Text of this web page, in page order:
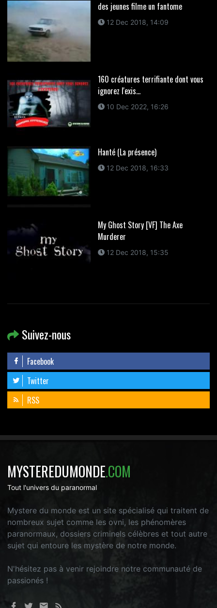
des jeunes filme un fantome
12 Dec 2018, 14:09
160 créatures terrifiante dont vous
ignorez l'exis...
10 Dec 2022, 16:26
Hanté (La présence)
12 Dec 2018, 16:33
My Ghost Story [VF] The Axe
Murderer
12 Dec 2018, 15:35
Suivez-nous
Facebook
Twitter
RSS
MYSTEREDUMONDE.COM
Tout l'univers du paranormal
Mystere du monde est un site spécialisé qui traitent de
nombreux sujet comme les ovni, les phénomères
paranormaux, dossiers criminels célèbres et tout autre
sujet qui entoure les mystère de notre monde.
N'hésitez pas à venir rejoindre notre communauté de
passionés !